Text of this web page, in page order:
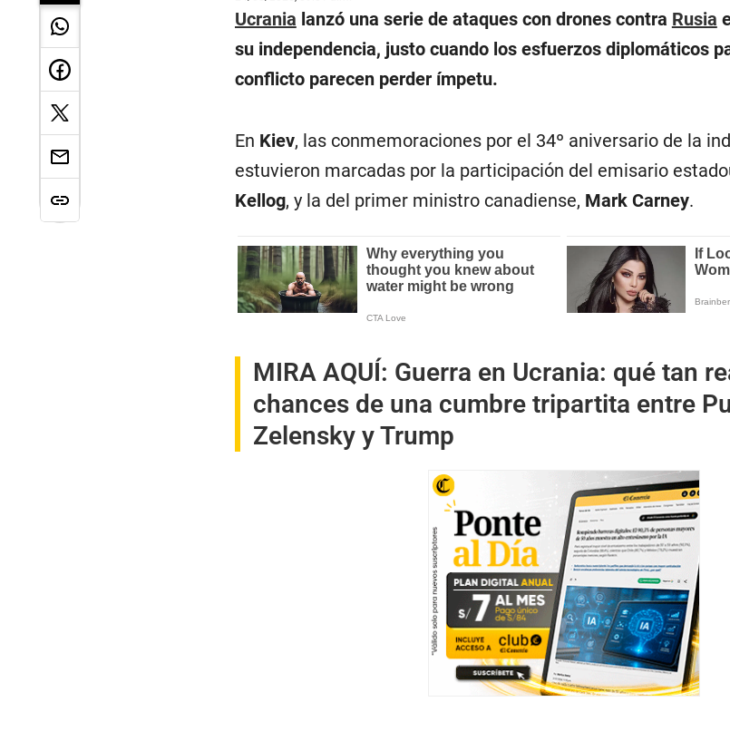
Ucrania lanzó una serie de ataques con drones contra Rusia
su independencia, justo cuando los esfuerzos diplomáticos
conflicto parecen perder ímpetu.
En Kiev, las conmemoraciones por el 34º aniversario de la
estuvieron marcadas por la participación del emisario
Kellog, y la del primer ministro canadiense, Mark Carney.
MIRA AQUÍ: Guerra en Ucrania: qué tan
chances de una cumbre tripartita entre
Zelensky y Trump